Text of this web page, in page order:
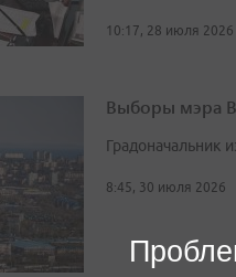
10:17, 28 июля 2026
Выборы мэра
Градоначальник
8:45, 30 июля 2026